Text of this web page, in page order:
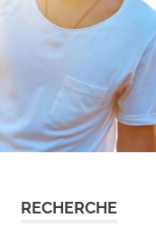
RECHERCHE